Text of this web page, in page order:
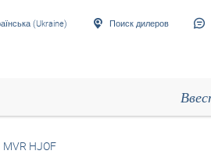
(Ukraine) Поиск дилеров
MVR HJOF